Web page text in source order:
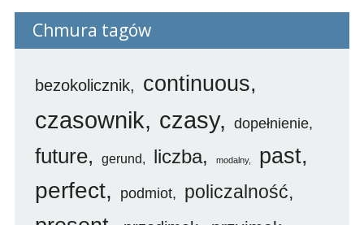
Chmura tagów
bezokolicznik continuous
czasownik czasy dopełnienie
future gerund liczba modalny past
perfect podmiot policzalność